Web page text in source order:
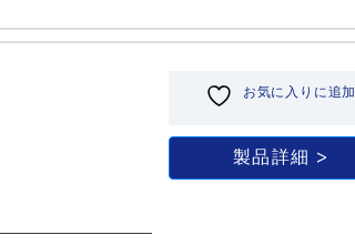
お気に入りに追加
製品詳細